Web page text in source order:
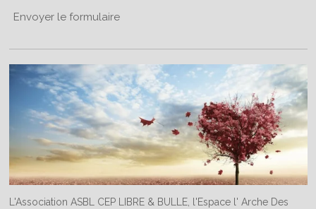
Envoyer le formulaire
L'Association ASBL CEP LIBRE & BULLE, l'Espace l' Arche Des